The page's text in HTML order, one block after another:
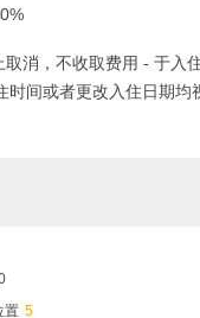
消，不收取费用 - 于入
时间或者更改入住日期
置 5